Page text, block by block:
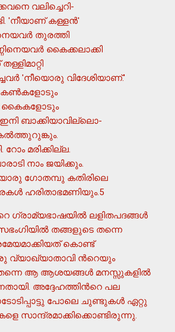
വലിച്ചെറി-
'നീയാണ് കള്ളന്‍'
തുരത്തി
കൈക്കലാക്കി
'നീയൊരു വിദേശിയാണ്.'
കണ്‍കളോടും
കൈകളോടും
ബാക്കിയാവില്ലൊ-
കല്‍ത്തുറുങ്കും.
മരിക്കില്ല.
നാം ജയിക്കും.
ഗോതമ്പു കതിരിലെ
ഹരിതാഭമണിയും.5
ഗ്രാമ്യഭാഷയില്‍ ലളിതപദങ്ങള്‍
തങ്ങളുടെ തന്നെ
കൊണ്ട്
വ്യാഖ്യാതാവി ന്‍റെയും
ആ ആശയങ്ങള്‍ മനസ്സുകളില്‍
അദ്ദേഹത്തിന്‍റെ പല
പോലെ ചുണ്ടുകള്‍ ഏറ്റു
സാന്ദ്രമാക്കിക്കൊണ്ടിരുന്നു.